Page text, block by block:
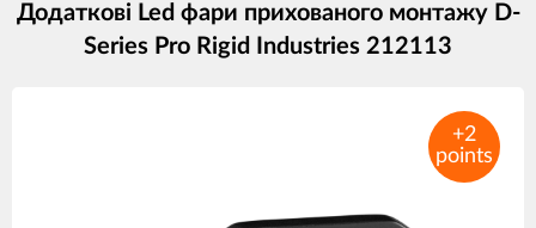
Додаткові Led фари прихованого монтажу D-
Series Pro Rigid Industries 212113
+2
points